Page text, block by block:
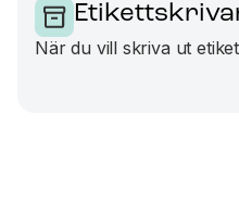
När du vill skriva ut